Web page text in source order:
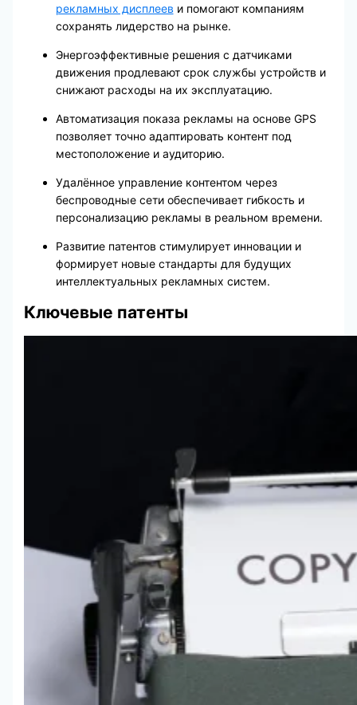
рекламных дисплеев и помогают компаниям
сохранять лидерство на рынке.
Энергоэффективные решения с датчиками
движения продлевают срок службы устройств и
снижают расходы на их эксплуатацию.
Автоматизация показа рекламы на основе GPS
позволяет точно адаптировать контент под
местоположение и аудиторию.
Удалённое управление контентом через
беспроводные сети обеспечивает гибкость и
персонализацию рекламы в реальном времени.
Развитие патентов стимулирует инновации и
формирует новые стандарты для будущих
интеллектуальных рекламных систем.
Ключевые патенты